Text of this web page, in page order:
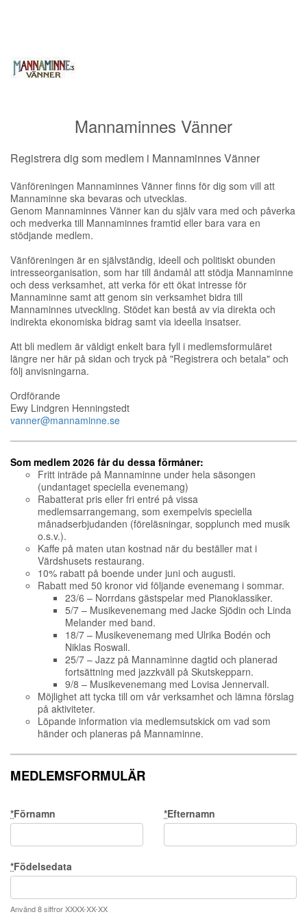
Mannaminnes Vänner
Registrera dig som medlem i Mannaminnes Vänner
Vänföreningen Mannaminnes Vänner finns för dig som vill att
Mannaminne ska bevaras och utvecklas.
Genom Mannaminnes Vänner kan du själv vara med och påverka
och medverka till Mannaminnes framtid eller bara vara en
stödjande medlem.
Vänföreningen är en självständig, ideell och politiskt obunden
intresseorganisation, som har till ändamål att stödja Mannaminne
och dess verksamhet, att verka för ett ökat intresse för
Mannaminne samt att genom sin verksamhet bidra till
Mannaminnes utveckling. Stödet kan bestå av via direkta och
indirekta ekonomiska bidrag samt via ideella insatser.
Att bli medlem är väldigt enkelt bara fyll i medlemsformuläret
längre ner här på sidan och tryck på "Registrera och betala" och
följ anvisningarna.
Ordförande
Ewy Lindgren Henningstedt
vanner@mannaminne.se
Som medlem 2026 får du dessa förmåner:
Fritt inträde på Mannaminne under hela säsongen
(undantaget speciella evenemang)
Rabatterat pris eller fri entré på vissa
medlemsarrangemang, som exempelvis speciella
månadserbjudanden (föreläsningar, sopplunch med musik
o.s.v.).
Kaffe på maten utan kostnad när du beställer mat i
Värdshusets restaurang.
10% rabatt på boende under juni och augusti.
Rabatt med 50 kronor vid följande evenemang i sommar.
23/6 – Norrdans gästspelar med Pianoklassiker.
5/7 – Musikevenemang med Jacke Sjödin och Linda
Melander med band.
18/7 – Musikevenemang med Ulrika Bodén och
Niklas Roswall.
25/7 – Jazz på Mannaminne dagtid och planerad
fortsättning med jazzkväll på Skutskepparn.
9/8 – Musikevenemang med Lovisa Jennervall.
Möjlighet att tycka till om vår verksamhet och lämna förslag
på aktiviteter.
Löpande information via medlemsutskick om vad som
händer och planeras på Mannaminne.
MEDLEMSFORMULÄR
*Förnamn *Efternamn
*Födelsedata
Använd 8 siffror XXXX-XX-XX